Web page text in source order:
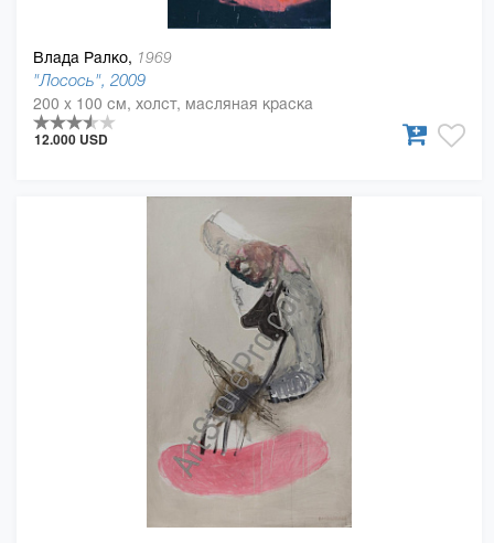
Влада Ралко, 1969
"Лосось", 2009
200 x 100 см, холст, масляная краска
12.000 USD